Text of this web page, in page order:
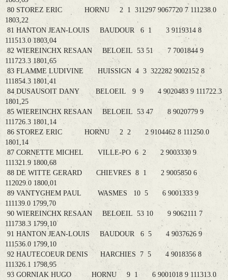
80 STOREZ ERIC HORNU 2 1 311297 9067720 7 111238.0
1803,22
81 HANTON JEAN-LOUIS BAUDOUR 6 1 3 9119314 8
111513.0 1803,04
82 WIEREINCHX RESAAN BELOEIL 53 51 7 7001844 9
111723.3 1801,65
83 FLAMME LUDIVINE HUISSIGN 4 3 322282 9002152 8
111854.3 1801,41
84 DUSAUSOIT DANY BELOEIL 9 9 4 9020483 9 111722.3
1801,25
85 WIEREINCHX RESAAN BELOEIL 53 47 8 9020779 9
111726.3 1801,14
86 STOREZ ERIC HORNU 2 2 2 9104462 8 111250.0
1801,14
87 CORNETTE MICHEL VILLE-PO 6 2 2 9003330 9
111321.9 1800,68
88 DE WITTE GERARD CHIEVRES 8 1 2 9005850 6
112029.0 1800,01
89 VANTYGHEM PAUL WASMES 10 5 6 9001333 9
111139.0 1799,70
90 WIEREINCHX RESAAN BELOEIL 53 10 9 9062111 7
111738.3 1799,10
91 HANTON JEAN-LOUIS BAUDOUR 6 5 4 9037626 9
111536.0 1799,10
92 HAUTECOEUR DENIS HARCHIES 7 5 4 9018356 8
111326.1 1798,95
93 GORNIAK HUGO HORNU 9 1 6 9001018 9 111313.0